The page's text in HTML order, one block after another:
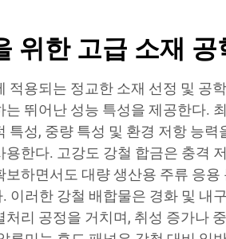
위한 고급 소재 공
적용되는 정교한 소재 선정 및 공
뛰어난 성능 특성을 제공한다.
특성, 중량 특성 및 환경 저항 능력
용한다. 고강도 강철 합금은 충격
보하면서도 대량 생산용 주류 응용
이러한 강철 배합물은 경화 및 내
처리 공정을 거치며, 취성 증가나